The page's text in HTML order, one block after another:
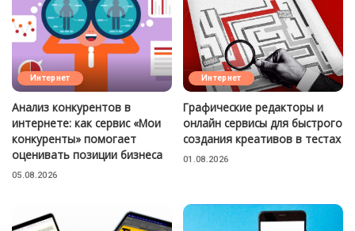
Интернет
Анализ конкурентов в
интернете: как сервис «Мои
конкуренты» помогает
оценивать позиции бизнеса
05.08.2026
Интернет
Графические редакторы и
онлайн сервисы для быстрого
создания креативов в тестах
01.08.2026